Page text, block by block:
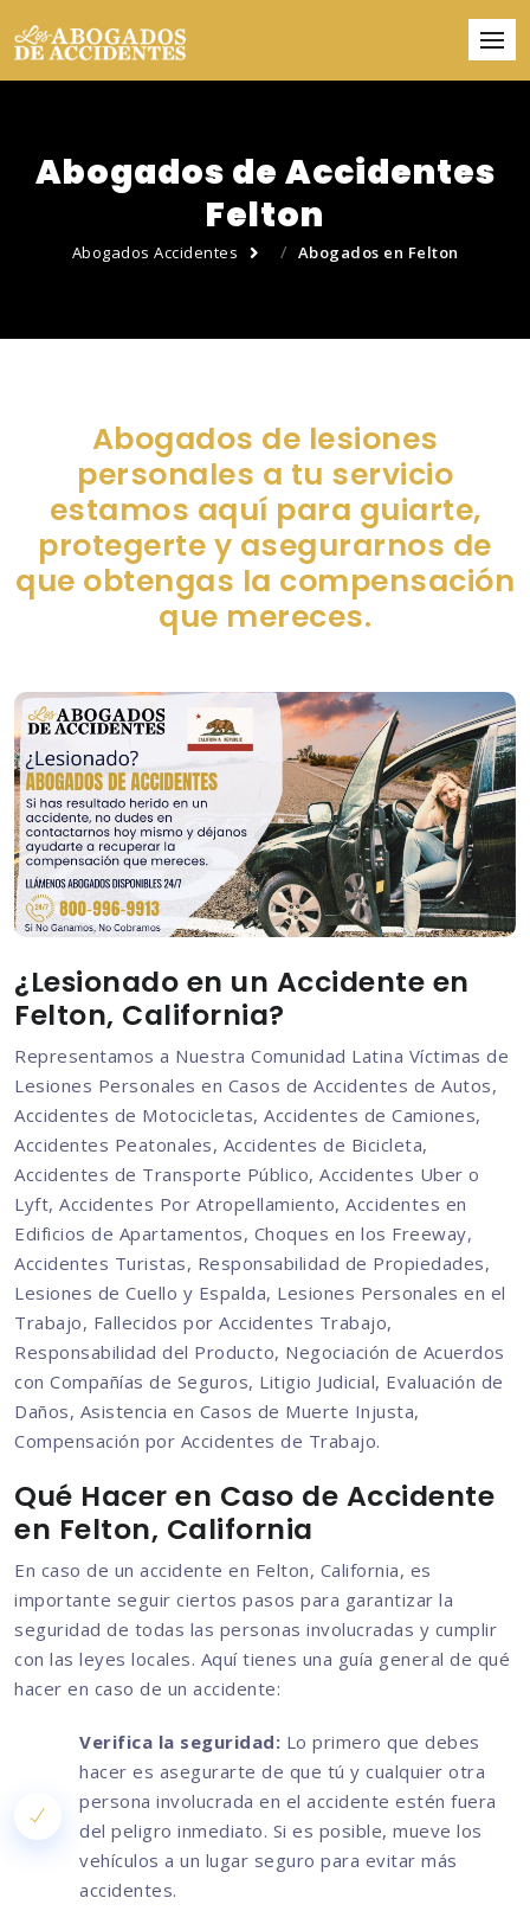
Abogados de Accidentes
Felton
Abogados Accidentes Abogados en Felton
Abogados de lesiones
personales a tu servicio
estamos aquí para guiarte,
protegerte y asegurarnos de
que obtengas la compensación
que mereces.
¿Lesionado en un Accidente en
Felton, California?
Representamos a Nuestra Comunidad Latina Víctimas de
Lesiones Personales en Casos de Accidentes de Autos,
Accidentes de Motocicletas, Accidentes de Camiones,
Accidentes Peatonales, Accidentes de Bicicleta,
Accidentes de Transporte Público, Accidentes Uber o
Lyft, Accidentes Por Atropellamiento, Accidentes en
Edificios de Apartamentos, Choques en los Freeway,
Accidentes Turistas, Responsabilidad de Propiedades,
Lesiones de Cuello y Espalda, Lesiones Personales en el
Trabajo, Fallecidos por Accidentes Trabajo,
Responsabilidad del Producto, Negociación de Acuerdos
con Compañías de Seguros, Litigio Judicial, Evaluación de
Daños, Asistencia en Casos de Muerte Injusta,
Compensación por Accidentes de Trabajo.
Qué Hacer en Caso de Accidente
en Felton, California
En caso de un accidente en Felton, California, es
importante seguir ciertos pasos para garantizar la
seguridad de todas las personas involucradas y cumplir
con las leyes locales. Aquí tienes una guía general de qué
hacer en caso de un accidente:
Verifica la seguridad: Lo primero que debes
hacer es asegurarte de que tú y cualquier otra
persona involucrada en el accidente estén fuera
del peligro inmediato. Si es posible, mueve los
vehículos a un lugar seguro para evitar más
accidentes.